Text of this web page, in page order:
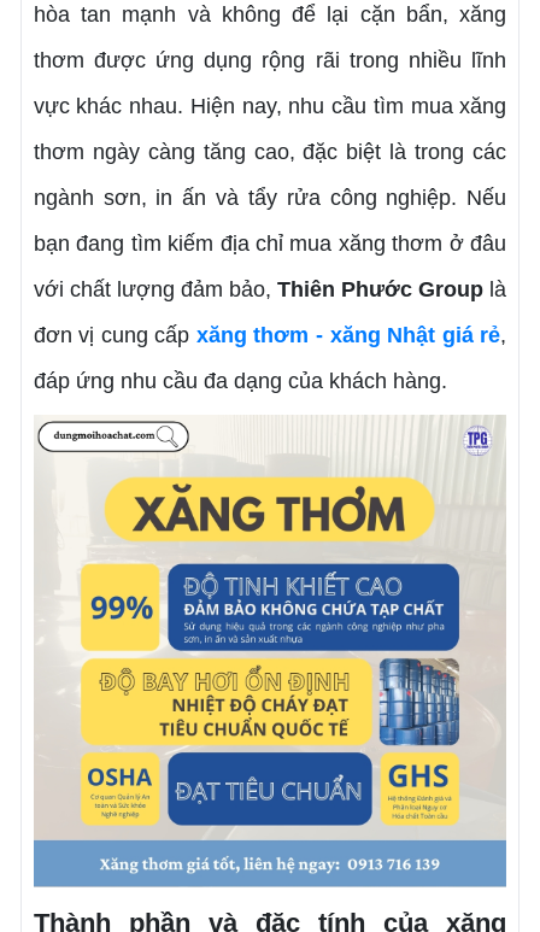
hòa tan mạnh và không để lại cặn bẩn, xăng
thơm được ứng dụng rộng rãi trong nhiều lĩnh
vực khác nhau. Hiện nay, nhu cầu tìm mua xăng
thơm ngày càng tăng cao, đặc biệt là trong các
ngành sơn, in ấn và tẩy rửa công nghiệp. Nếu
bạn đang tìm kiếm địa chỉ mua xăng thơm ở đâu
với chất lượng đảm bảo,Thiên Phước Group là
đơn vị cung cấp xăng thơm - xăng Nhật giá rẻ,
đáp ứng nhu cầu đa dạng của khách hàng.
Thành phần và đặc tính của xăng